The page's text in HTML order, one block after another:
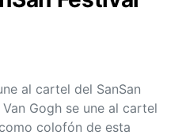
al cartel del SanSan
Gogh se une al cartel
colofón de esta